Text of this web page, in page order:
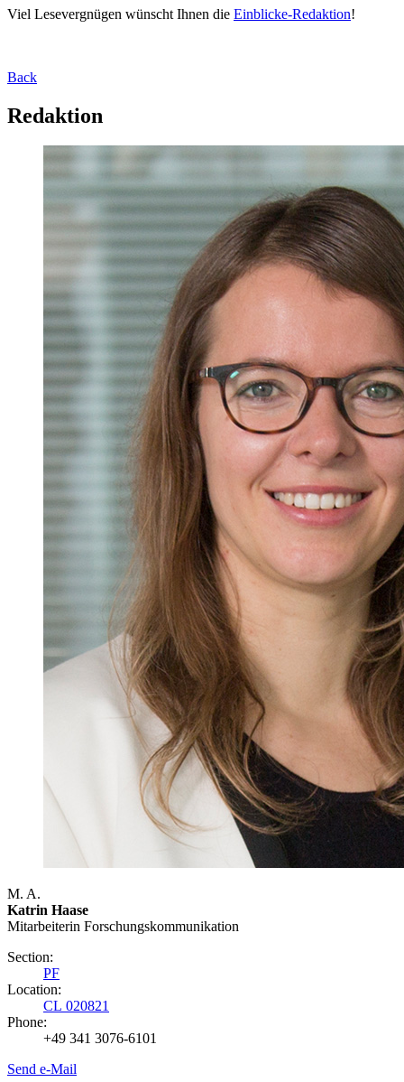
Viel Lesevergnügen wünscht Ihnen die Einblicke-Redaktion!
Back
Redaktion
M. A.
Katrin Haase
Mitarbeiterin Forschungs­kommunikation
Section:
PF
Location:
CL 020821
Phone:
+49 341 3076-6101
Send e-Mail